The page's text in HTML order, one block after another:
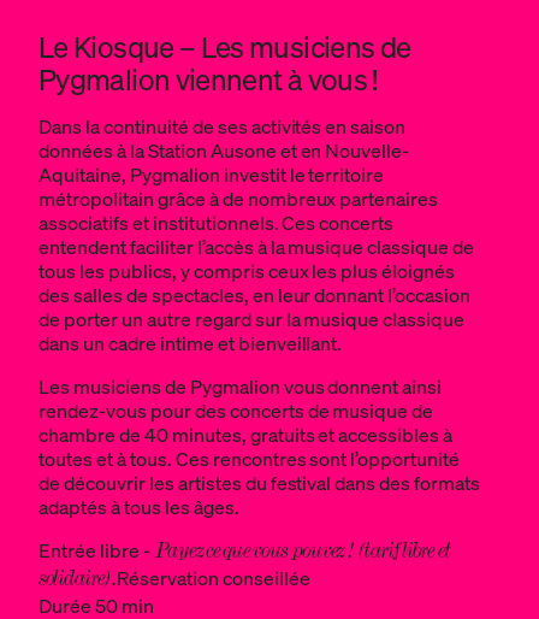
Le Kiosque – Les musiciens de
Pygmalion viennent à vous !
Dans la continuité de ses activités en saison
données à la Station Ausone et en Nouvelle-
Aquitaine, Pygmalion investit le territoire
métropolitain grâce à de nombreux partenaires
associatifs et institutionnels. Ces concerts
entendent faciliter l’accès à la musique classique de
tous les publics, y compris ceux les plus éloignés
des salles de spectacles, en leur donnant l’occasion
de porter un autre regard sur la musique classique
dans un cadre intime et bienveillant.
Les musiciens de Pygmalion vous donnent ainsi
rendez-vous pour des concerts de musique de
chambre de 40 minutes, gratuits et accessibles à
toutes et à tous. Ces rencontres sont l’opportunité
de découvrir les artistes du festival dans des formats
adaptés à tous les âges.
Entrée libre -Payez ce que vous pouvez ! (tarif libre et
solidaire).Réservation conseillée
Durée 50 min